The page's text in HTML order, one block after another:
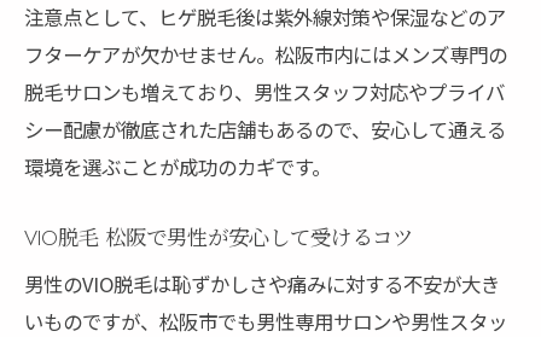
注意点として、ヒゲ脱毛後は紫外線対策や保湿などのア
フターケアが欠かせません。松阪市内にはメンズ専門の
脱毛サロンも増えており、男性スタッフ対応やプライバ
シー配慮が徹底された店舗もあるので、安心して通える
環境を選ぶことが成功のカギです。
VIO脱毛 松阪で男性が安心して受けるコツ
男性のVIO脱毛は恥ずかしさや痛みに対する不安が大き
いものですが、松阪市でも男性専用サロンや男性スタッ